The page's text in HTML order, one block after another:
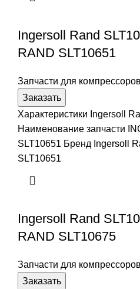
Ingersoll Rand
RAND SLT10651
Запчасти для компрессоров
Заказать
Характеристики Ingersoll
Наименование запчасти
SLT10651 Бренд Ingersoll
SLT10651
Ingersoll Rand
RAND SLT10675
Запчасти для компрессоров
Заказать